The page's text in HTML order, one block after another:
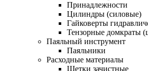
Принадлежности
Цилиндры (силовые)
Гайковерты
Тензорные домкраты
Паяльный инструмент
Паяльники
Расходные материалы
Щетки зачистные